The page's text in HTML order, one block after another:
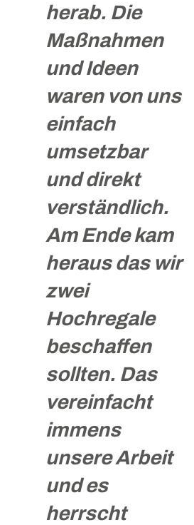
herab. Die
Maßnahmen
und Ideen
waren von uns
einfach
umsetzbar
und direkt
verständlich.
Am Ende kam
heraus das wir
zwei
Hochregale
beschaffen
sollten. Das
vereinfacht
immens
unsere Arbeit
und es
herrscht